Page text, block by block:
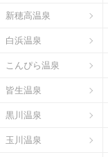
新穂高温泉
白浜温泉
こんぴら温泉
皆生温泉
黒川温泉
玉川温泉